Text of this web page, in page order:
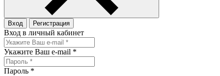
Вход Регистрация
Вход в личный кабинет
Укажите Ваш e-mail *
Пароль *